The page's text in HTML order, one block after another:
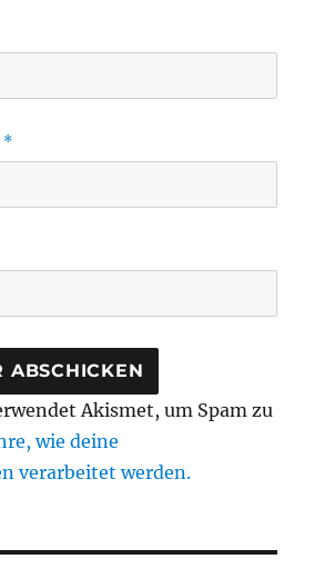
*
Akismet, um Spam zu
wie deine
verarbeitet werden.